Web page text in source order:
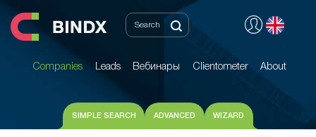
Companies Leads Вебинары Clientometer About
Companies Leads Вебинары Clientometer About
SIMPLE SEARCH ADVANCED WIZARD